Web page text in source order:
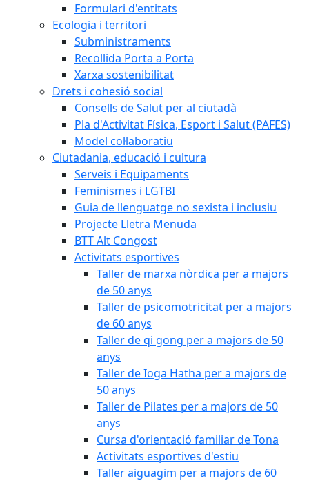
Formulari d'entitats
Ecologia i territori
Subministraments
Recollida Porta a Porta
Xarxa sostenibilitat
Drets i cohesió social
Consells de Salut per al ciutadà
Pla d'Activitat Física, Esport i Salut (PAFES)
Model col·laboratiu
Ciutadania, educació i cultura
Serveis i Equipaments
Feminismes i LGTBI
Guia de llenguatge no sexista i inclusiu
Projecte Lletra Menuda
BTT Alt Congost
Activitats esportives
Taller de marxa nòrdica per a majors
de 50 anys
Taller de psicomotricitat per a majors
de 60 anys
Taller de qi gong per a majors de 50
anys
Taller de Ioga Hatha per a majors de
50 anys
Taller de Pilates per a majors de 50
anys
Cursa d'orientació familiar de Tona
Activitats esportives d'estiu
Taller aiguagim per a majors de 60